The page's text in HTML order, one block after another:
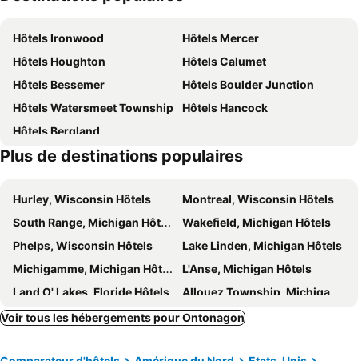
Hôtels Ironwood
Hôtels Mercer
Hôtels Houghton
Hôtels Calumet
Hôtels Bessemer
Hôtels Boulder Junction
Hôtels Watersmeet Township
Hôtels Hancock
Hôtels Bergland
Plus de destinations populaires
Hurley, Wisconsin Hôtels
Montreal, Wisconsin Hôtels
South Range, Michigan Hôtels
Wakefield, Michigan Hôtels
Phelps, Wisconsin Hôtels
Lake Linden, Michigan Hôtels
Michigamme, Michigan Hôtels
L'Anse, Michigan Hôtels
Land O' Lakes, Floride Hôtels
Allouez Township, Michigan Hôtels
Laurium, Michigan Hôtels
Bruce Crossing, Michigan Hôtels
Voir tous les hébergements pour Ontonagon